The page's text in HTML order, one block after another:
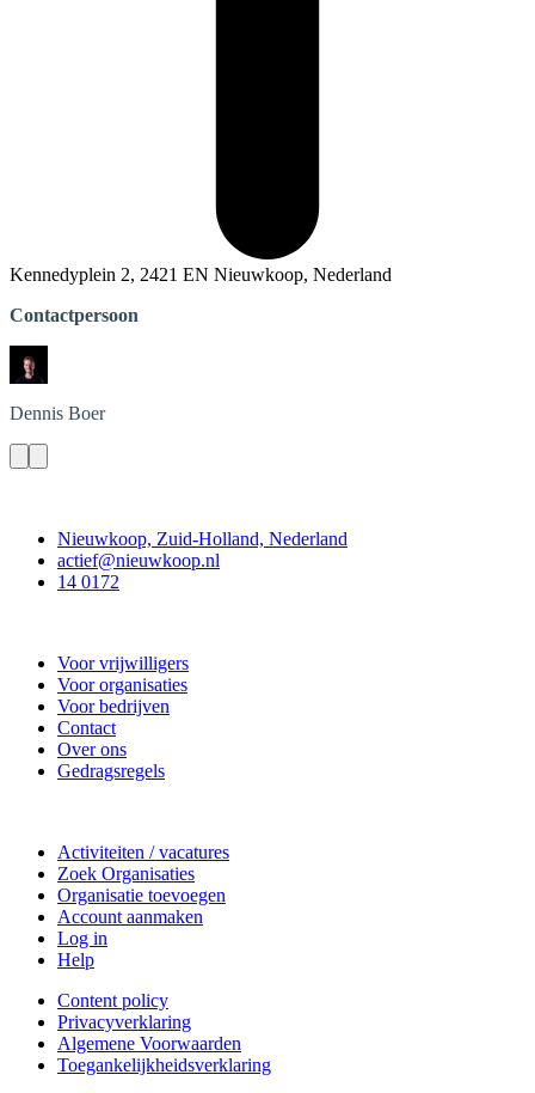
Kennedyplein 2, 2421 EN Nieuwkoop, Nederland
Contactpersoon
Dennis Boer
Nieuwkoop, Zuid-Holland, Nederland
actief@nieuwkoop.nl
14 0172
Voor vrijwilligers
Voor organisaties
Voor bedrijven
Contact
Over ons
Gedragsregels
Activiteiten / vacatures
Zoek Organisaties
Organisatie toevoegen
Account aanmaken
Log in
Help
Content policy
Privacyverklaring
Algemene Voorwaarden
Toegankelijkheidsverklaring